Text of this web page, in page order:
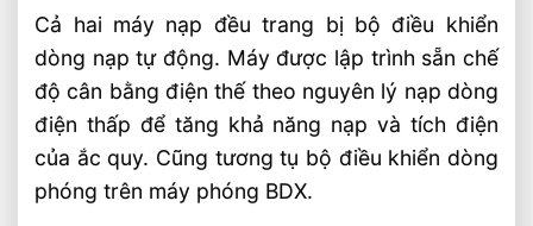
Cả hai máy nạp đều trang bị bộ điều khiển
dòng nạp tự động. Máy được lập trình sẵn chế
độ cân bằng điện thế theo nguyên lý nạp dòng
điện thấp để tăng khả năng nạp và tích điện
của ắc quy. Cũng tương tụ bộ điều khiển dòng
phóng trên máy phóng BDX.